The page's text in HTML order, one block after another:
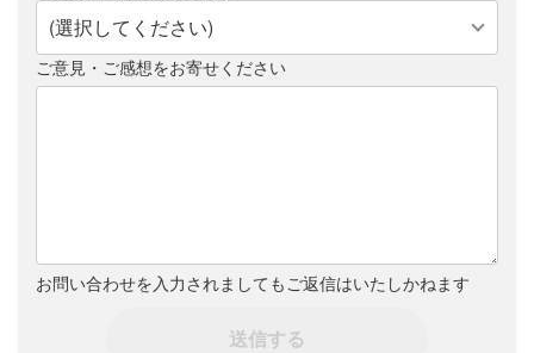
(選択してください)
ご意見・ご感想をお寄せください
お問い合わせを入力されましてもご返信はいたしかねます
送信する